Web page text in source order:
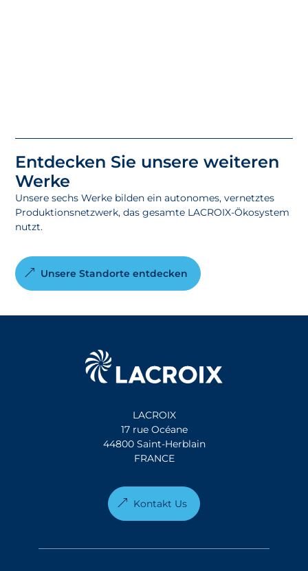
Entdecken Sie unsere weiteren
Werke
Unsere sechs Werke bilden ein autonomes, vernetztes
Produktionsnetzwerk, das gesamte LACROIX-Ökosystem
nutzt.
Unsere Standorte entdecken
LACROIX
17 rue Océane
44800 Saint-Herblain
FRANCE
Kontakt Us